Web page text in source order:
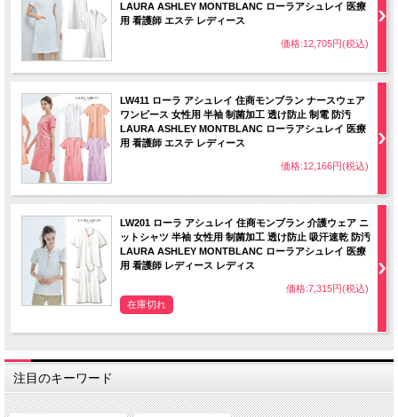
LAURA ASHLEY MONTBLANC ローラアシュレイ 医療
用 看護師 エステ レディース
価格:12,705円(税込)
LW411 ローラ アシュレイ 住商モンブラン ナースウェア
ワンピース 女性用 半袖 制菌加工 透け防止 制電 防汚
LAURA ASHLEY MONTBLANC ローラアシュレイ 医療
用 看護師 エステ レディース
価格:12,166円(税込)
LW201 ローラ アシュレイ 住商モンブラン 介護ウェア ニ
ットシャツ 半袖 女性用 制菌加工 透け防止 吸汗速乾 防汚
LAURA ASHLEY MONTBLANC ローラアシュレイ 医療
用 看護師 レディース レディス
価格:7,315円(税込)
在庫切れ
注目のキーワード